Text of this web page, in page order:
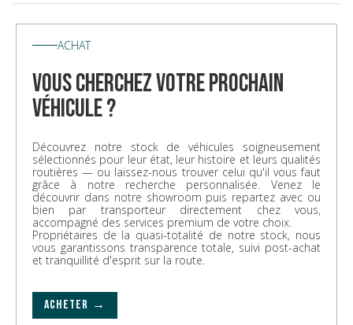
ACHAT
vous cherchez votre prochain
véhicule ?
Découvrez notre stock de véhicules soigneusement
sélectionnés pour leur état, leur histoire et leurs qualités
routières — ou laissez-nous trouver celui qu'il vous faut
grâce à notre recherche personnalisée. Venez le
découvrir dans notre showroom puis repartez avec ou
bien par transporteur directement chez vous,
accompagné des services premium de votre choix.
Propriétaires de la quasi-totalité de notre stock, nous
vous garantissons transparence totale, suivi post-achat
et tranquillité d'esprit sur la route.
ACHETER →